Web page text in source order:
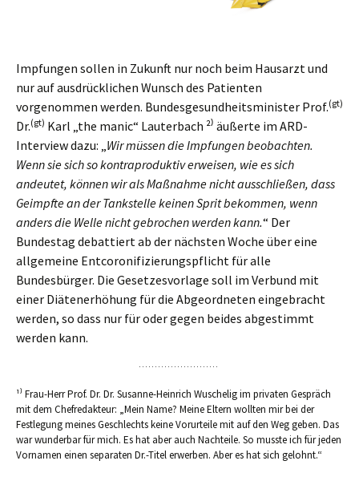
Impfungen sollen in Zukunft nur noch beim Hausarzt und
nur auf ausdrücklichen Wunsch des Patienten
vorgenommen werden. Bundesgesundheitsminister Prof.(gt)
Dr.(gt) Karl „the manic“ Lauterbach ²⁾ äußerte im ARD-
Interview dazu: „ Wir müssen die Impfungen beobachten.
Wenn sie sich so kontraproduktiv erweisen, wie es sich
andeutet, können wir als Maßnahme nicht ausschließen, dass
Geimpfte an der Tankstelle keinen Sprit bekommen, wenn
anders die Welle nicht gebrochen werden kann.“ Der
Bundestag debattiert ab der nächsten Woche über eine
allgemeine Entcoronifizierungspflicht für alle
Bundesbürger. Die Gesetzesvorlage soll im Verbund mit
einer Diätenerhöhung für die Abgeordneten eingebracht
werden, so dass nur für oder gegen beides abgestimmt
werden kann.
¹⁾ Frau-Herr Prof. Dr. Dr. Susanne-Heinrich Wuschelig im privaten Gespräch
mit dem Chefredakteur: „Mein Name? Meine Eltern wollten mir bei der
Festlegung meines Geschlechts keine Vorurteile mit auf den Weg geben. Das
war wunderbar für mich. Es hat aber auch Nachteile. So musste ich für jeden
Vornamen einen separaten Dr.-Titel erwerben. Aber es hat sich gelohnt.“